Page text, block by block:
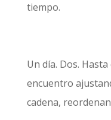
tiempo.
Un día. Dos.
encuentro
cadena,